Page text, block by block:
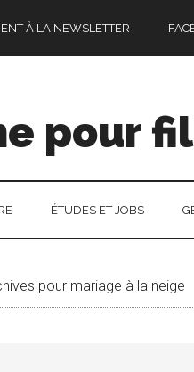
À LA NEWSLETTER
pour
ÉTUDES ET JOBS
pour mariage à la neige